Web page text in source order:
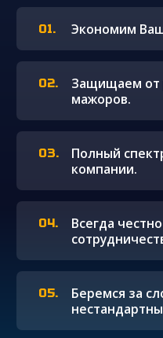
Экономим
Защищаем от
мажоров.
Полный
компании.
Всегда
Беремся за